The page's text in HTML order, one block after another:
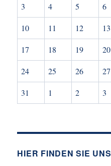
3 4 5 6
10 11 12 13
17 18 19 20
24 25 26 27
31 1 2 3
HIER FINDEN SIE UNS